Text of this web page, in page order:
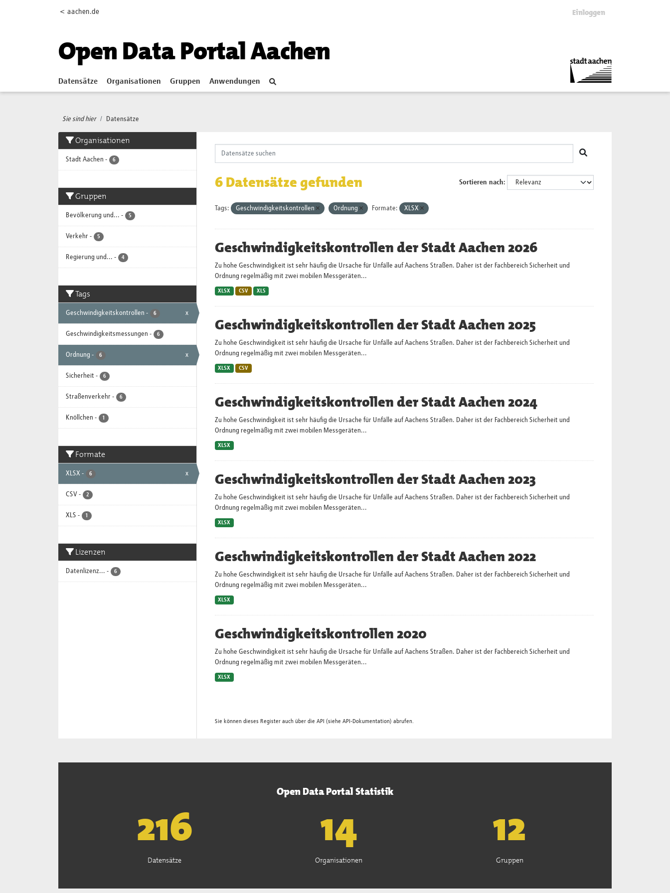
< aachen.de Einloggen
Open Data Portal Aachen
Datensätze Organisationen Gruppen Anwendungen
Sie sind hier Datensätze
Organisationen
Stadt Aachen - 6
Gruppen
Bevölkerung und... - 5
Verkehr - 5
Regierung und... - 4
Tags
Geschwindigkeitskontrollen - 6 x
Geschwindigkeitsmessungen - 6
Ordnung - 6 x
Sicherheit - 6
Straßenverkehr - 6
Knöllchen - 1
Formate
XLSX - 6 x
CSV - 2
XLS - 1
Lizenzen
Datenlizenz... - 6
Sortieren nach
6 Datensätze gefunden
Tags: Geschwindigkeitskontrollen Ordnung Formate: XLSX
Geschwindigkeitskontrollen der Stadt Aachen 2026
Zu hohe Geschwindigkeit ist sehr häufig die Ursache für Unfälle auf Aachens Straßen. Daher ist der Fachbereich Sicherheit und
Ordnung regelmäßig mit zwei mobilen Messgeräten...
XLSX CSV XLS
Geschwindigkeitskontrollen der Stadt Aachen 2025
Zu hohe Geschwindigkeit ist sehr häufig die Ursache für Unfälle auf Aachens Straßen. Daher ist der Fachbereich Sicherheit und
Ordnung regelmäßig mit zwei mobilen Messgeräten...
XLSX CSV
Geschwindigkeitskontrollen der Stadt Aachen 2024
Zu hohe Geschwindigkeit ist sehr häufig die Ursache für Unfälle auf Aachens Straßen. Daher ist der Fachbereich Sicherheit und
Ordnung regelmäßig mit zwei mobilen Messgeräten...
XLSX
Geschwindigkeitskontrollen der Stadt Aachen 2023
Zu hohe Geschwindigkeit ist sehr häufig die Ursache für Unfälle auf Aachens Straßen. Daher ist der Fachbereich Sicherheit und
Ordnung regelmäßig mit zwei mobilen Messgeräten...
XLSX
Geschwindigkeitskontrollen der Stadt Aachen 2022
Zu hohe Geschwindigkeit ist sehr häufig die Ursache für Unfälle auf Aachens Straßen. Daher ist der Fachbereich Sicherheit und
Ordnung regelmäßig mit zwei mobilen Messgeräten...
XLSX
Geschwindigkeitskontrollen 2020
Zu hohe Geschwindigkeit ist sehr häufig die Ursache für Unfälle auf Aachens Straßen. Daher ist der Fachbereich Sicherheit und
Ordnung regelmäßig mit zwei mobilen Messgeräten...
XLSX
Sie können dieses Register auch über die API (siehe API-Dokumentation) abrufen.
Open Data Portal Statistik
221
Datensätze
15
Organisationen
13
Gruppen